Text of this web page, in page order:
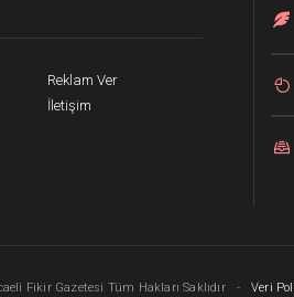
Reklam Ver
İletişim
Fikir Gazetesi Tüm Hakları Saklıdır - Veri